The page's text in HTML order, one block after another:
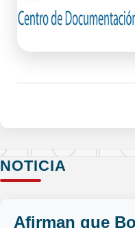
NOTICIA
Afirman que